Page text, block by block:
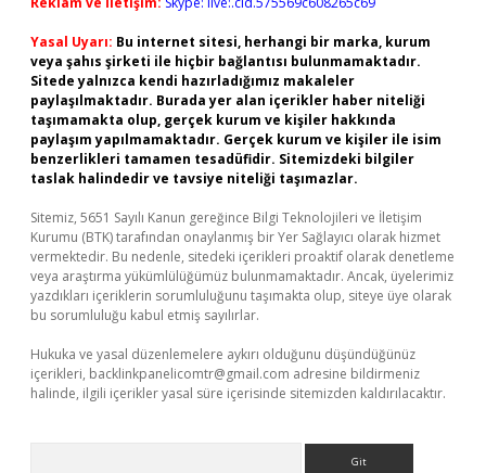
Yasal Uyarı: Bu internet sitesi, herhangi bir marka, kurum
veya şahıs şirketi ile hiçbir bağlantısı bulunmamaktadır.
Sitede yalnızca kendi hazırladığımız makaleler
paylaşılmaktadır. Burada yer alan içerikler haber niteliği
taşımamakta olup, gerçek kurum ve kişiler hakkında
paylaşım yapılmamaktadır. Gerçek kurum ve kişiler ile isim
benzerlikleri tamamen tesadüfidir. Sitemizdeki bilgiler
taslak halindedir ve tavsiye niteliği taşımazlar.
Sitemiz, 5651 Sayılı Kanun gereğince Bilgi Teknolojileri ve İletişim
Kurumu (BTK) tarafından onaylanmış bir Yer Sağlayıcı olarak hizmet
vermektedir. Bu nedenle, sitedeki içerikleri proaktif olarak denetleme
veya araştırma yükümlülüğümüz bulunmamaktadır. Ancak, üyelerimiz
yazdıkları içeriklerin sorumluluğunu taşımakta olup, siteye üye olarak
bu sorumluluğu kabul etmiş sayılırlar.
Hukuka ve yasal düzenlemelere aykırı olduğunu düşündüğünüz
içerikleri, backlinkpanelicomtr@gmail.com adresine bildirmeniz
halinde, ilgili içerikler yasal süre içerisinde sitemizden kaldırılacaktır.